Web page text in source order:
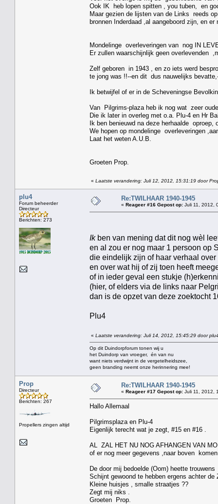
Ook IK heb lopen spitten , you tuben, en
Maar gezien de lijsten van de Links reeds
bronnen Inderdaad ,al aangeboord zijn, en
Mondelinge overleveringen van nog IN
Er zullen waarschijnlijk geen overlevenden
Zelf geboren in 1943 , en zo iets werd
te jong was !!--en dit dus nauwelijks
Ik betwijfel of er in de Scheveningse
Van Pilgrims-plaza heb ik nog wat zeer
Die ik later in overleg met o.a. Plu-4 en Hr
Ik ben benieuwd na deze herhaalde
We hopen op mondelinge overleveringen
Laat het weten A.U.B.
Groeten Prop.
« Laatste verandering: Juli 12, 2012, 15:31:19 door
plu4
Forum beheerder
Directeur
Berichten: 273
Re:TWILHAAR 1940-1945
« Reageer #16 Gepost op: Juli 11, 2012,
Ik ben van mening dat dit nog wèl
en al zou er nog maar 1 persoon op
die eindelijk zijn of haar verhaal
en over wat hij of zij toen heeft
of in ieder geval een stukje
(hier, of elders via de links naar
dan is de opzet van deze zoektocht
Plu4
« Laatste verandering: Juli 14, 2012, 15:45:29 door
Op dit Duindorpforum tonen wij u
het Duindorp van vroeger, én van nu
want niets verdwijnt in de vergetelheidszee,
geen branding neemt onze herinnering mee!
Prop
Directeur
Berichten: 267
Propellers zingen altijd
Re:TWILHAAR 1940-1945
« Reageer #17 Gepost op: Juli 11, 2012,
Hallo Allemaal
Pilgrimsplaza en Plu-4
Eigenlijk terecht wat je zegt, #15 en #16 .
AL ZAL HET NU NOG AFHANGEN VAN
of er nog meer gegevens ,naar boven
De door mij bedoelde (Oom) heette
Schijnt gewoond te hebben ergens achter
Kleine huisjes , smalle straatjes ??
Zegt mij niks .
Groeten Prop.